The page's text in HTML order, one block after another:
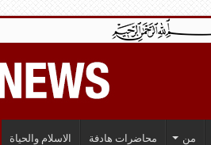
من محاضرات هادفة الاسلام والحياة